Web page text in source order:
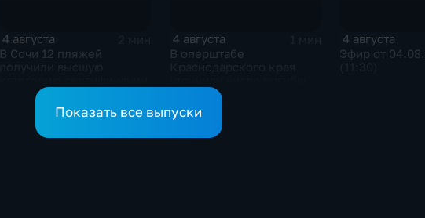
4 августа
В Сочи 12 пляжей
4 августа
В оперштабе
детей при атаке БПЛА в
Архипо-Осиповке
4 августа
Эфир от
Показать все выпуски